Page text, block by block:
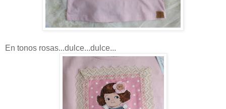
En tonos rosas...dulce...dulce...